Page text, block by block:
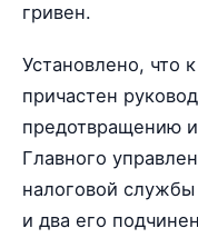
гривен.
Установлено, что
причастен
предотвращению
Главного
налоговой
и два его